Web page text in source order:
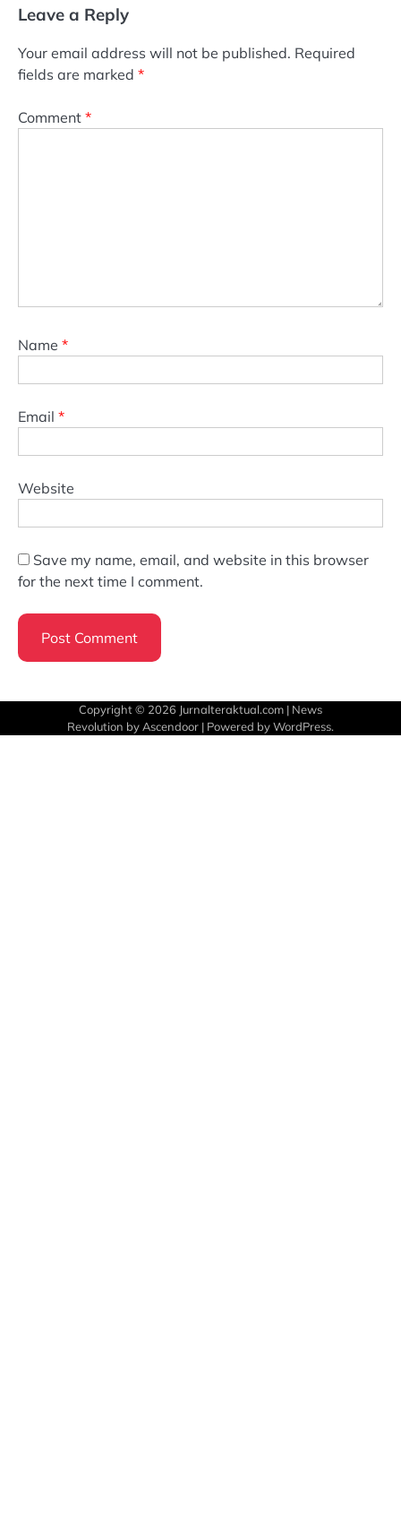
Leave a Reply
Your email address will not be published. Required
fields are marked *
Comment *
Name *
Email *
Website
Save my name, email, and website in this browser
for the next time I comment.
Copyright © 2026 Jurnalteraktual.com | News
Revolution byAscendoor | Powered byWordPress.